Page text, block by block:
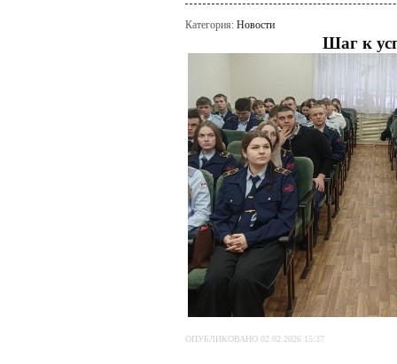
Категория: Новости
Шаг к
ОПУБЛИКОВАНО 02.02.2026 15:37